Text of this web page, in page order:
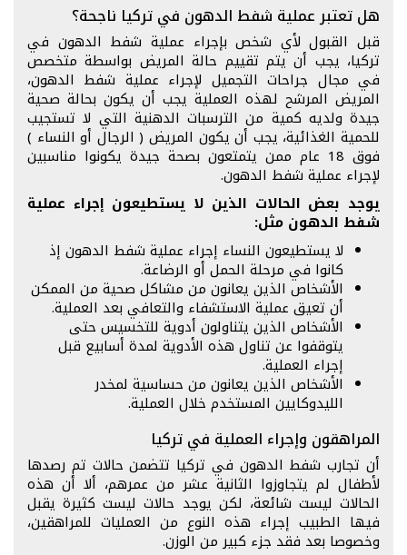
هل تعتبر عملية شفط الدهون في تركيا ناجحة؟
قبل القبول لأي شخص بإجراء عملية شفط الدهون في
تركيا، يجب أن يتم تقييم حالة المريض بواسطة متخصص
في مجال جراحات التجميل لإجراء عملية شفط الدهون،
المريض المرشح لهذه العملية يجب أن يكون بحالة صحية
جيدة ولديه كمية من الترسبات الدهنية التي لا تستجيب
للحمية الغذائية، يجب أن يكون المريض ( الرجال أو النساء )
فوق 18 عام ممن يتمتعون بصحة جيدة يكونوا مناسبين
لإجراء عملية شفط الدهون.
يوجد بعض الحالات الذين لا يستطيعون إجراء عملية
شفط الدهون مثل:
لا يستطيعون النساء إجراء عملية شفط الدهون إذ
كانوا في مرحلة الحمل أو الرضاعة.
الأشخاص الذين يعانون من مشاكل صحية من الممكن
أن تعيق عملية الاستشفاء والتعافي بعد العملية.
الأشخاص الذين يتناولون أدوية للتخسيس حتى
يتوقفوا عن تناول هذه الأدوية لمدة أسابيع قبل
إجراء العملية.
الأشخاص الذين يعانون من حساسية لمخدر
الليدوكايين المستخدم خلال العملية.
المراهقون وإجراء العملية في تركيا
أن تجارب شفط الدهون في تركيا تتضمن حالات تم رصدها
لأطفال لم يتجاوزوا الثانية عشر من عمرهم، ألا أن هذه
الحالات ليست شائعة، لكن يوجد حالات ليست كثيرة يقبل
فيها الطبيب إجراء هذه النوع من العمليات للمراهقين،
وخصوصا بعد فقد جزء كبير من الوزن.